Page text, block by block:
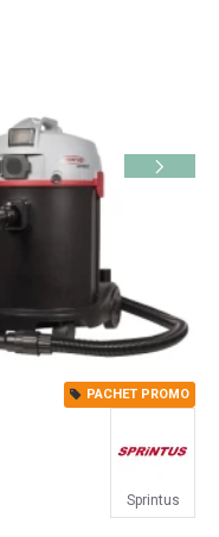
PACHET PROMO
Sprintus